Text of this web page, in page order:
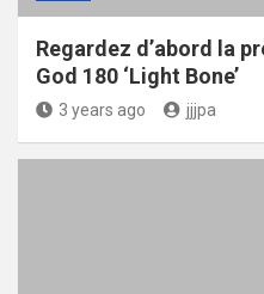
Regardez d’abord la
God 180 ‘Light Bone’
3 years ago jjjpa